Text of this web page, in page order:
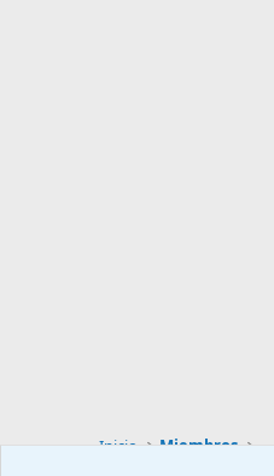
Inicio Miembros